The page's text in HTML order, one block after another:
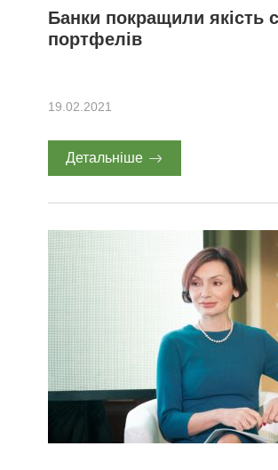
Банки покращили якість
портфелів
19.02.2021
Детальніше